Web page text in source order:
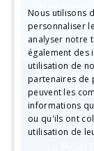
Nos
du lundi
appel local
Mieux
Connaître
Notre
Notre
La Charte
Nous utilisons
personnaliser
analyser notre
également des
utilisation de
partenaires de
peuvent les
informations
ou qu'ils ont
utilisation de